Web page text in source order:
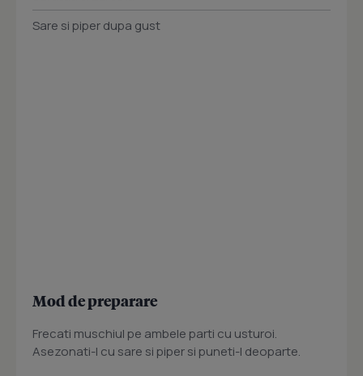
Sare si piper dupa gust
Mod de preparare
Frecati muschiul pe ambele parti cu usturoi.
Asezonati-l cu sare si piper si puneti-l deoparte.